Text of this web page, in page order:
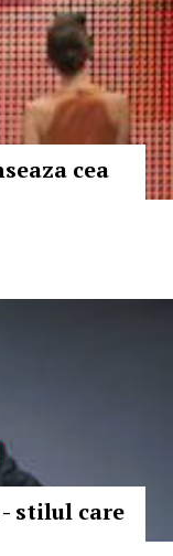
cea
- stilul care